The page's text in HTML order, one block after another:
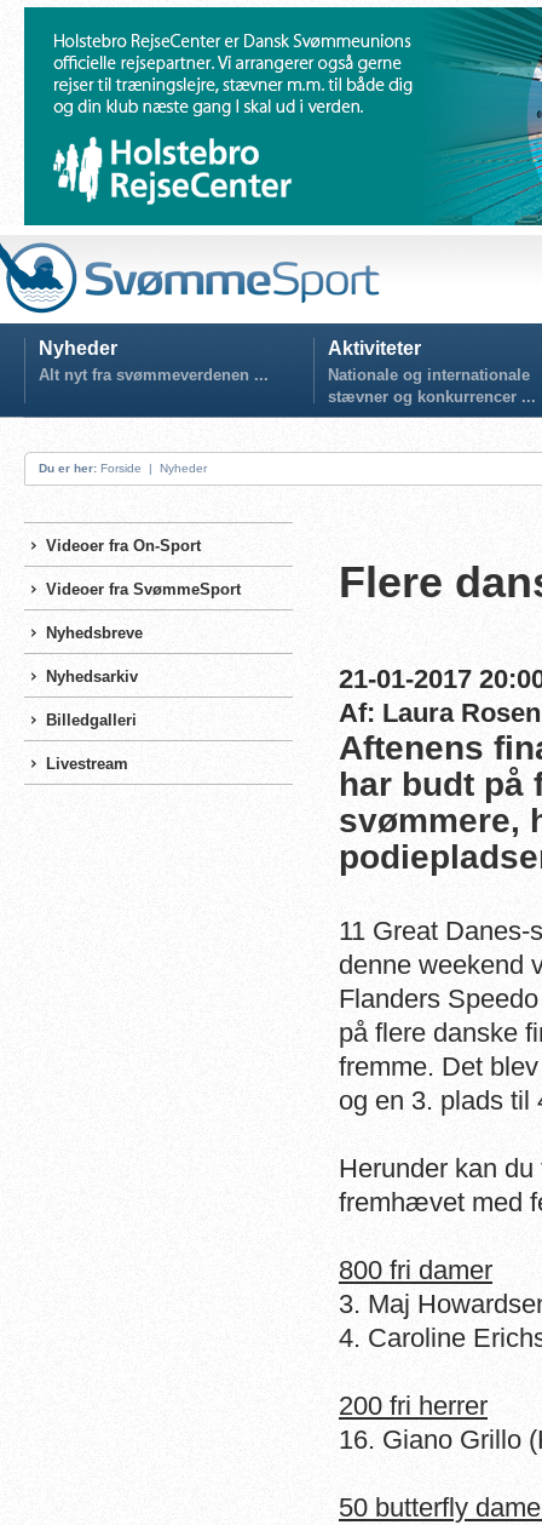
Nyheder
Alt nyt fra svømmeverdenen ...
Aktiviteter
Nationale og internationale
stævner og konkurrencer ...
Du er her: Forside | Nyheder
Videoer fra On-Sport
Videoer fra SvømmeSport
Nyhedsbreve
Nyhedsarkiv
Billedgalleri
Livestream
Flere
21-01-2017
Af: Laura
Aftenens
har budt på
svømmere,
11 Great
denne weekend
Flanders
på flere danske
fremme. Det
og en 3. plads til
Herunder kan
fremhævet med
800 fri damer
3. Maj
4. Caroline
200 fri herrer
16. Giano Grillo
50 butterfly